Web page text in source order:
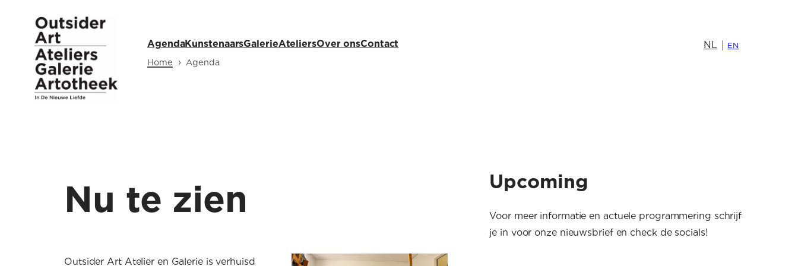
inhoud
AgendaKunstenaarsGalerieAteliersOver onsContact
Home › Agenda
NL EN
Nu te zien
Outsider Art Atelier en Galerie is verhuisd
Upcoming
Voor meer informatie en actuele programmering schrijf
je in voor onze nieuwsbrief en check de socials!